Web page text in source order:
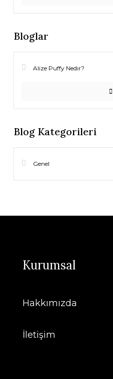
Bloglar
Alize Puffy Nedir?
Blog Kategorileri
Genel
Kurumsal
Hakkımızda
İletişim